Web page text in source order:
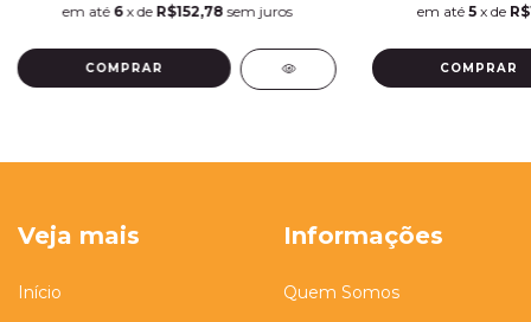
em até 6 x de R$152,78 sem juros em até 5 x de
Veja mais
Início
Informações
Quem Somos